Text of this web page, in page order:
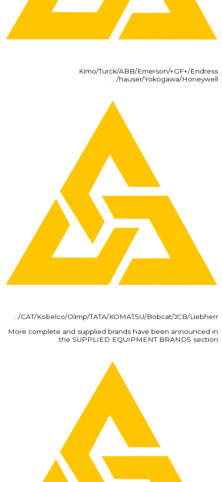
Kimo/Turck/ABB/Emerson/+GF+/Endress
hauser/Yokogawa/Honeywell/…
CAT/Kobelco/Olimp/TATA/KOMATSU/Bobcat/JCB/Liebherr/…
More complete and supplied brands have been announced in
the SUPPLIED EQUIPMENT BRANDS section.